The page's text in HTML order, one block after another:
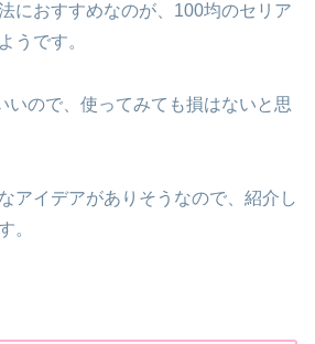
におすすめなのが、100均のセリア
うです。
いので、使ってみても損はないと思
アイデアがありそうなので、紹介し
。